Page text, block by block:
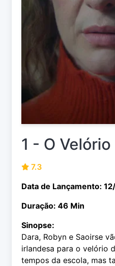
1 - O Velório
7.3
Data de Lançamento:
Duração: 46 Min
Sinopse:
Dara, Robyn e Saoirse
irlandesa para o velório
tempos da escola, mas